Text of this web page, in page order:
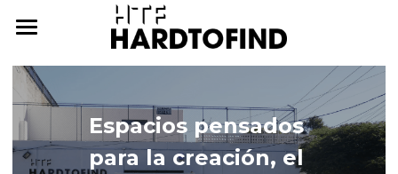
THE WHAT
The What
THE WHO
Espacios pensados
para la creación, el